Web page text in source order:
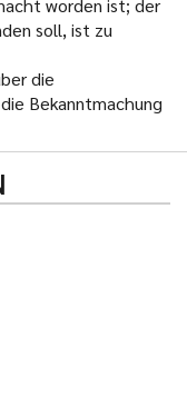
worden ist; der
soll, ist zu
die
Bekanntmachung